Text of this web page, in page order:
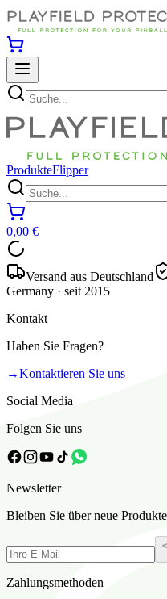
ProdukteFlipper
0,00 €
Versand aus Deutschland
Germany · seit 2015
Kontakt
Haben Sie Fragen?
→Kontaktieren Sie uns
Social Media
Folgen Sie uns
Newsletter
Bleiben Sie über neue
Zahlungsmethoden